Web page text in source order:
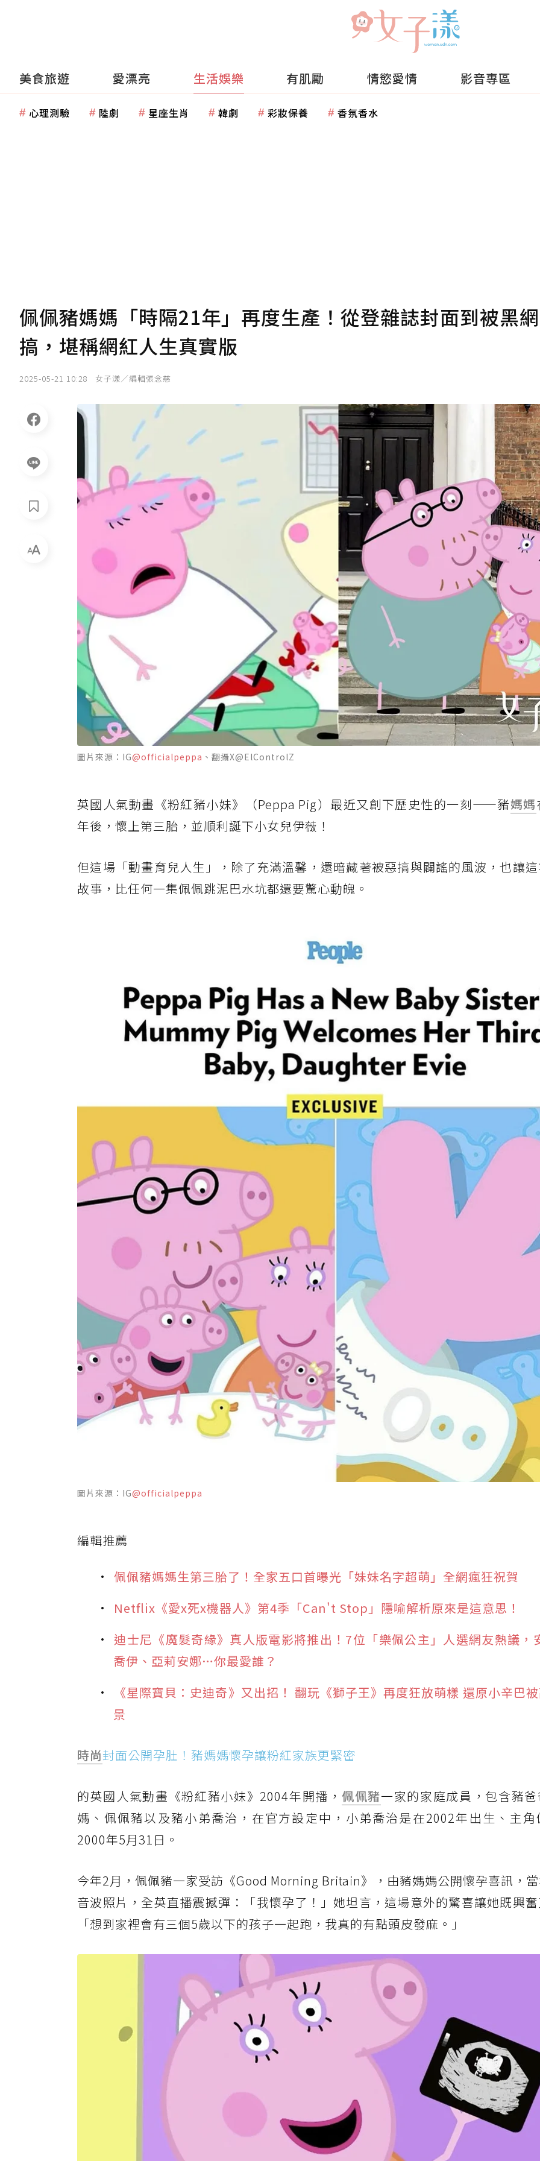
美食旅遊 愛漂亮 生活娛樂 有肌勵 情慾愛情 影音專區
心理測驗 陸劇 星座生肖 韓劇 彩妝保養 香氛香水
佩佩豬媽媽「時隔21年」再度生產！從登雜誌封面到被黑
搞，堪稱網紅人生真實版
2025-05-21 10:28 女子漾／編輯張念慈
圖片來源：IG@officialpeppa 、翻攝X@ElControlZ
英國人氣動畫《粉紅豬小妹》（Peppa Pig）最近又創下歷史性的一刻——豬媽媽
年後，懷上第三胎，並順利誕下小女兒伊薇！
但這場「動畫育兒人生」，除了充滿溫馨，還暗藏著被惡搞與闢謠的風波，也讓
故事，比任何一集佩佩跳泥巴水坑都還要驚心動魄。
圖片來源：IG@officialpeppa
編輯推薦
佩佩豬媽媽生第三胎了！全家五口首曝光「妹妹名字超萌」全網瘋狂祝賀
Netflix《愛x死x機器人》第4季「Can't Stop」隱喻解析原來是這意思！
迪士尼《魔髮奇緣》真人版電影將推出！7位「樂佩公主」人選網友熱議，
喬伊、亞莉安娜…你最愛誰？
《星際寶貝：史迪奇》又出招！ 翻玩《獅子王》再度狂放萌樣 還原小辛巴
景
時尚封面公開孕肚！豬媽媽懷孕讓粉紅家族更緊密
的英國人氣動畫《粉紅豬小妹》2004年開播， 佩佩豬一家的家庭成員，包含豬
媽、佩佩豬以及豬小弟喬治，在官方設定中，小弟喬治是在2002年出生、主
2000年5月31日。
今年2月，佩佩豬一家受訪《Good Morning Britain》，由豬媽媽公開懷孕喜訊，
音波照片，全英直播震撼彈：「我懷孕了！」她坦言，這場意外的驚喜讓她既興
「想到家裡會有三個5歲以下的孩子一起跑，我真的有點頭皮發麻。」